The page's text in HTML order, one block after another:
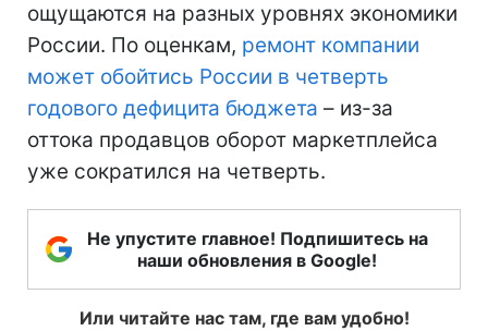
ощущаются на разных уровнях экономики
России. По оценкам, ремонт компании
может обойтись России в четверть
годового дефицита бюджета – из-за
оттока продавцов оборот маркетплейса
уже сократился на четверть.
Не упустите главное! Подпишитесь на
наши обновления в Google!
Или читайте нас там, где вам удобно!